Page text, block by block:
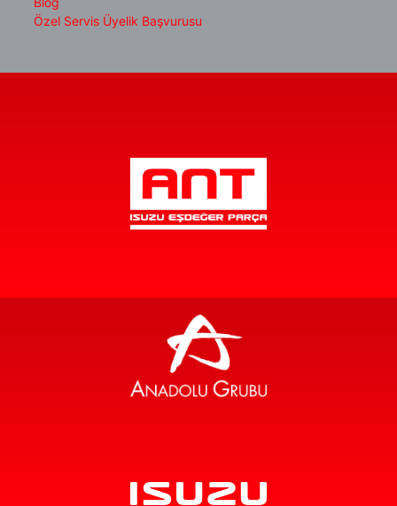
Özel Servis Üyelik Başvurusu